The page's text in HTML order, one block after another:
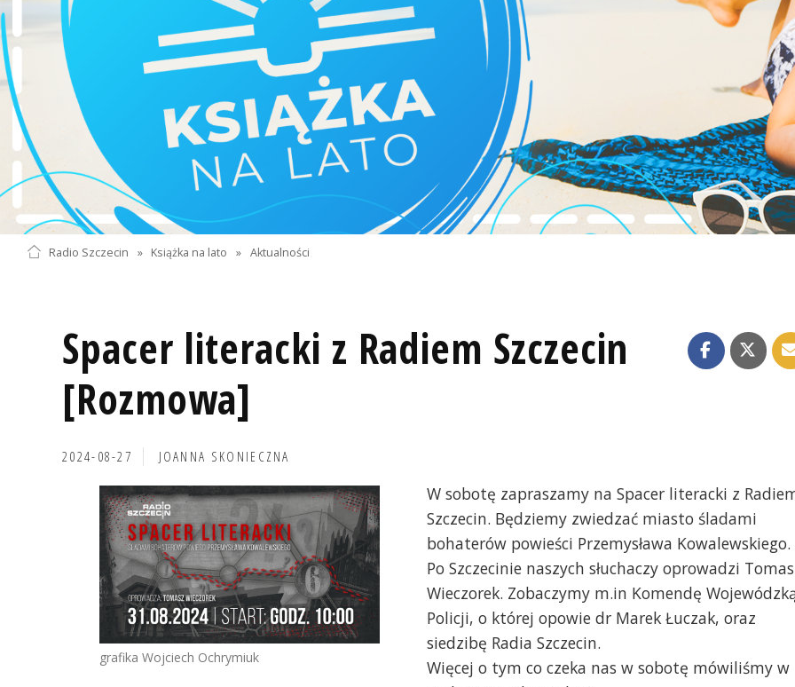
Radio Szczecin » Książka na lato » Aktualności
Spacer literacki z Radiem Szczecin
[Rozmowa]
2024-08-27 JOANNA SKONIECZNA
grafika Wojciech Ochrymiuk
W sobotę zapraszamy na Spacer literacki z
Szczecin. Będziemy zwiedzać miasto śladami
bohaterów powieści Przemysława Kowalewskiego.
Po Szczecinie naszych słuchaczy oprowadzi
Wieczorek. Zobaczymy m.in Komendę
Policji, o której opowie dr Marek Łuczak, oraz
siedzibę Radia Szczecin.
Więcej o tym co czeka nas w sobotę mówiliśmy w